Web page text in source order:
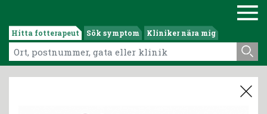
Hitta fotterapeut Sök symptom Kliniker nära mig